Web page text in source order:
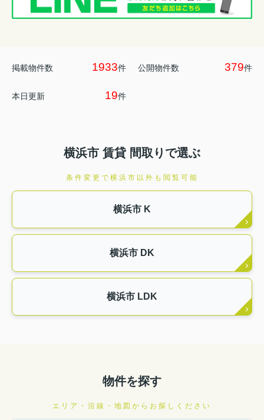
掲載物件数 1933件 公開物件数 379件
本日更新 19件
横浜市 賃貸 間取りで選ぶ
条件変更で横浜市以外も閲覧可能
横浜市 K
横浜市 DK
横浜市 LDK
物件を探す
エリア・沿線・地図からお探しください